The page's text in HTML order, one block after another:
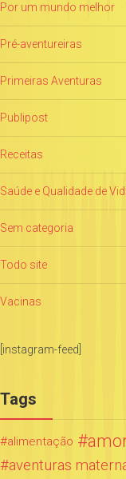
Por um mundo melhor
Pré-aventureiras
Primeiras Aventuras
Publipost
Receitas
Saúde e Qualidade de
Sem categoria
Todo site
Vacinas
[instagram-feed]
Tags
alimentação
aventuras